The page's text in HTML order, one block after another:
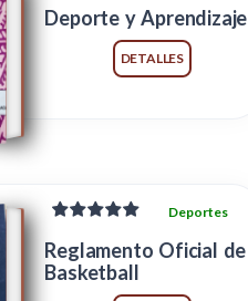
Deporte y Aprendizaje
DETALLES
Deportes
Reglamento Oficial de
Basketball